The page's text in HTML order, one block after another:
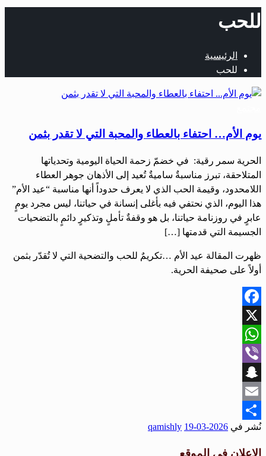
للحب
الرئيسية
للحب
يوم الأم… احتفاء بالعطاء والمحبة التي لا تقدر بثمن
الحرية سمر رقية: في خضمّ زحمة الحياة اليومية وتحدياتها
المتلاحقة، تبرز مناسبةٌ ساميةٌ تُعيد إلى الأذهان جوهر العطاء
اللامحدود، وقيمة الحب الذي لا يعرف حدوداً أنها مناسبة “عيد الأم”
هذا اليوم، الذي نحتفي فيه بأغلى إنسانة في حياتنا، ليس مجرد يومٍ
عابرٍ في روزنامة حياتنا، بل هو وقفةٌ تأملٍ وتذكيرٍ دائمٍ بالتضحيات
الجسيمة التي قدمتها […]
ظهرت المقالة عيد الأم …تكريمٌ للحب والتضحية التي لا تُقدّر بثمن
أولاً على صحيفة الحرية.
Facebook
X
WhatsApp
Viber
Snapchat
Email
Share
نُشر في 2026-03-19
qamishly
الإعلان في الموقع